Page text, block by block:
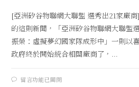
[亞洲矽谷物聯網大聯盟 選秀出21家廠
的這則新聞，「亞洲矽谷物聯網大聯盟
振榮：虛擬夢幻國家隊成形中」一則以
政府終於開始統合相關廠商了，...
留言功能已關閉